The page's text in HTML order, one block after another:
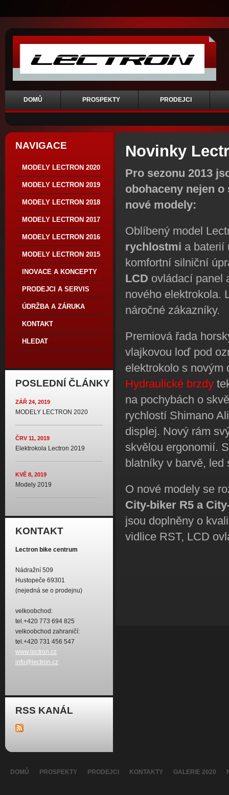
DOMŮ PROSPEKTY PRODEJCI
NAVIGACE
MODELY LECTRON 2020
MODELY LECTRON 2019
MODELY LECTRON 2018
MODELY LECTRON 2017
MODELY LECTRON 2016
MODELY LECTRON 2015
INOVACE A KONCEPTY
PRODEJCI A SERVIS
ÚDRŽBA A ZÁRUKA
KONTAKT
HLEDAT
POSLEDNÍ ČLÁNKY
ZÁŘ 24, 2019
MODELY LECTRON 2020
ČRV 11, 2019
Elektrokola Lectron 2019
KVĚ 8, 2019
Modely 2019
KONTAKT
Lectron bike centrum
Nádražní 509
Hustopeče 69301
(nejedná se o prodejnu)
velkoobchod:
tel.+420 773 694 825
velkoobchod zahraničí:
tel.+420 731 456 547
www.lectron.cz
info@lectron.cz
RSS KANÁL
Novinky
Pro sezonu 2013
obohaceny nejen
nové modely:
Oblíbený model
rychlostmi a baterií
komfortní silniční
LCD ovládací panel
nového elektrokola.
náročné zákazníky.
Premiová řada
vlajkovou loď pod
elektrokolo s novým
Hydraulické brzdy
na pochybách o
rychlostí Shimano
displej. Nový rám
skvělou ergonomií.
blatníky v barvě, led
O nové modely se
City-biker R5 a
jsou doplněny o
vidlice RST, LCD
DOMŮ PROSPEKTY PRODEJCI KONTAKTY GALERIE 2020